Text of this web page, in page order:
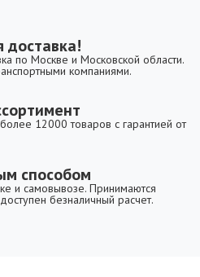
доставка!
по Москве и Московской области.
компаниями.
12000 товаров с гарантией от
способом
и самовывозе. Принимаются
безналичный расчет.